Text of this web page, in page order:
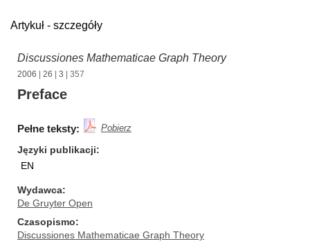
Artykuł - szczegóły
Discussiones Mathematicae Graph Theory
2006 26 3 | 357
Preface
Pełne teksty: Pobierz
Języki publikacji
EN
Wydawca
De Gruyter Open
Czasopismo
Discussiones Mathematicae Graph Theory